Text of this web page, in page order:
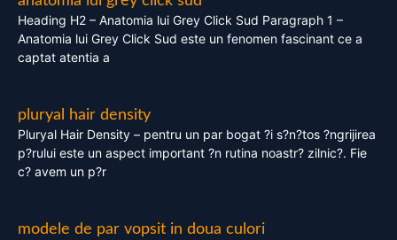
Heading H2 – Anatomia lui Grey Click Sud Paragraph 1 –
Anatomia lui Grey Click Sud este un fenomen fascinant ce a
captat atentia a
pluryal hair density
Pluryal Hair Density – pentru un par bogat ?i s?n?tos ?ngrijirea
p?rului este un aspect important ?n rutina noastr? zilnic?. Fie
c? avem un p?r
modele de par vopsit in doua culori